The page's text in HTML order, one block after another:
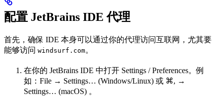
配置 JetBrains IDE 代理
首先，确保 IDE 本身可以通过你的代理访问互联网，尤其要
能够访问 windsurf.com。
在你的 JetBrains IDE 中打开 Settings / Preferences。例
如：File → Settings… (Windows/Linux) 或 ⌘, →
Settings… (macOS) 。